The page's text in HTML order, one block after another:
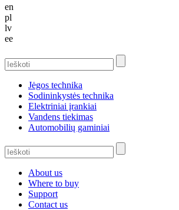
en
pl
lv
ee
Jėgos technika
Sodininkystės technika
Elektriniai įrankiai
Vandens tiekimas
Automobilių gaminiai
About us
Where to buy
Support
Contact us